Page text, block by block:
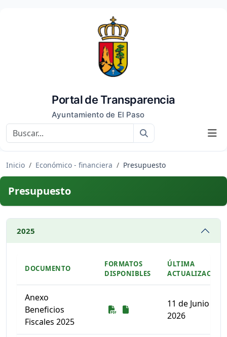
Portal de Transparencia
Ayuntamiento de El Paso
Inicio Económico - financiera Presupuesto
Presupuesto
2025
DOCUMENTO
FORMATOS
DISPONIBLES
ÚLTIMA
ACTUALIZACIÓN
Anexo
Beneficios
Fiscales 2025
Descarga
Descarga
11 de Junio de
2026